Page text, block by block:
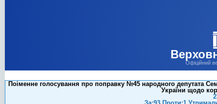
Офіційний
Поіменне голосування про поправку №45 народного депутата
України щодо